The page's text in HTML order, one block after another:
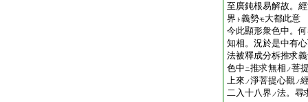
至廣鈍根易解故。
界 ト 義勢モ大都此意
今此顯形衆色中。
知相。況於是中有
法被釋成分柝推求
色中ニ推求無相 ノ菩
上來 ノ淨菩提心觀ノ
二入十八界 ノ法。尋